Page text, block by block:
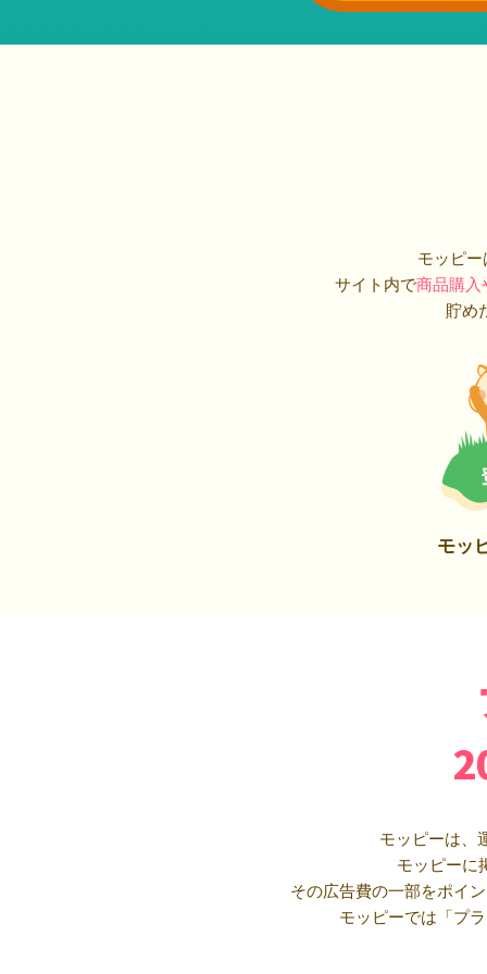
モッピ
サイト内で商品購入
貯め
モッ
モッピーは、
モッピーに
その広告費の一部をポイ
モッピーでは「プ